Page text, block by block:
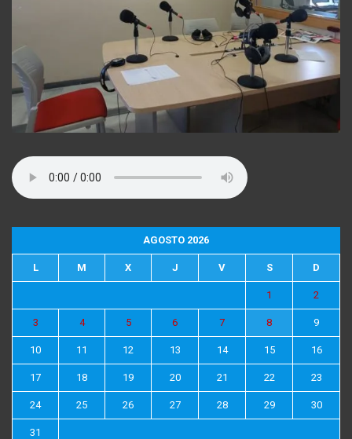
AGOSTO 2026
L M X J V S D
1 2
3 4 5 6 7 8 9
10 11 12 13 14 15 16
17 18 19 20 21 22 23
24 25 26 27 28 29 30
31